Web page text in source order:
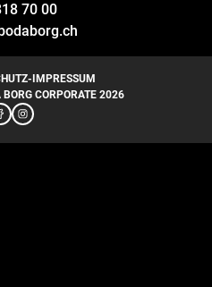
70 00
- IMPRESSUM
CORPORATE 2026